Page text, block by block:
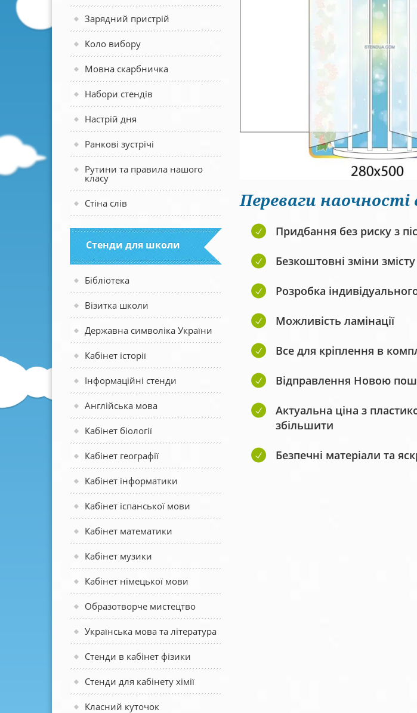
Зарядний пристрій
Коло вибору
Мовна скарбничка
Набори стендів
Настрій дня
Ранкові зустрічі
Рутини та правила нашого
класу
Стіна слів
Стенди для школи
Бібліотека
Візитка школи
Державна символіка України
Кабінет історії
Інформаційні стенди
Англійська мова
Кабінет біології
Кабінет географії
Кабінет інформатики
Кабінет іспанської мови
Кабінет математики
Кабінет музики
Кабінет німецької мови
Образотворче мистецтво
Українська мова та література
Стенди в кабінет фізики
Стенди для кабінету хімії
Класний куточок
Переваги наочності
Придбання без риску з
Безкоштовні зміни змісту
Розробка
Можливість ламінації
Все для кріплення в
Відправлення Новою
Актуальна ціна з
збільшити
Безпечні матеріали та